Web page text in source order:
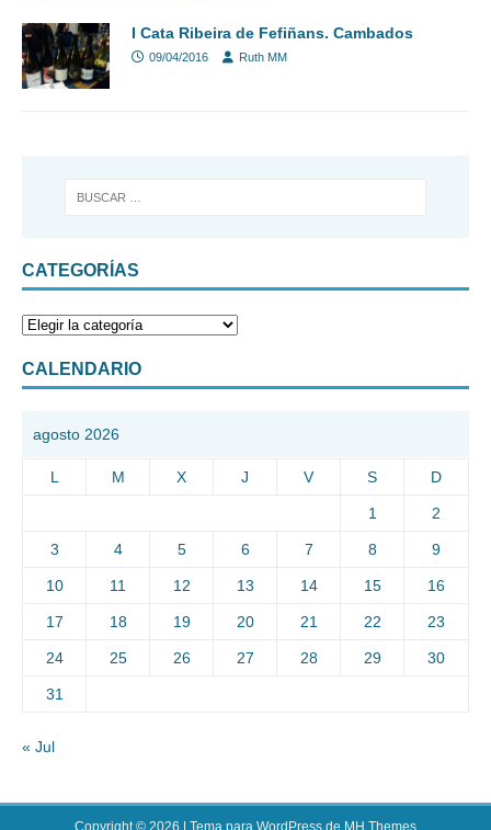
I Cata Ribeira de Fefiñans. Cambados
09/04/2016 Ruth MM
CATEGORÍAS
CALENDARIO
agosto 2026
L M X J V S D
1 2
3 4 5 6 7 8 9
10 11 12 13 14 15 16
17 18 19 20 21 22 23
24 25 26 27 28 29 30
31
« Jul
Copyright © 2026 | Tema para WordPress de MH Themes